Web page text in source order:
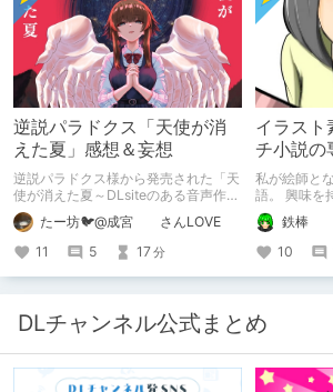
逆説パラドクス「天使が消
えた夏」感想＆妄想
逆説パラドクス様から発売された「天
使が消えた夏～DLsiteのある音声作品
について～」の感想です。 妄想も多
いです。たー坊🐦@成宮 さんLOVE
11
5 17分
イラスト
チ小説の
お話
私が絵師と
語。 興味を
んで欲しいなって感
てくれてる
Ｌ
https://
73/
鉄棒
10
DLチャンネル公式まとめ